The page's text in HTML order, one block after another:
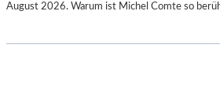
August 2026. Warum ist Michel Comte so